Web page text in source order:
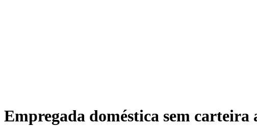
Empregada doméstica sem carteira